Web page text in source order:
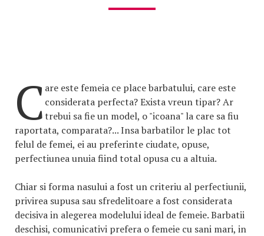
C are este femeia ce place barbatului, care este
considerata perfecta? Exista vreun tipar? Ar
trebui sa fie un model, o "icoana" la care sa fiu
raportata, comparata?... Insa barbatilor le plac tot
felul de femei, ei au preferinte ciudate, opuse,
perfectiunea unuia fiind total opusa cu a altuia.
Chiar si forma nasului a fost un criteriu al perfectiunii,
privirea supusa sau sfredelitoare a fost considerata
decisiva in alegerea modelului ideal de femeie. Barbatii
deschisi, comunicativi prefera o femeie cu sani mari, in